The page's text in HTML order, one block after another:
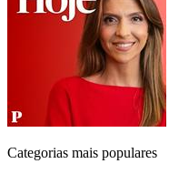
Categorias mais populares